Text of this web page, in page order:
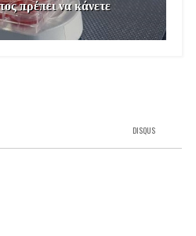
πρέπει να κάνετε
DISQUS